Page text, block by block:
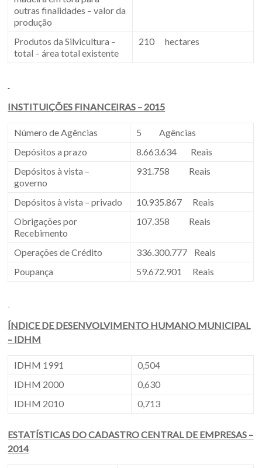
outras finalidades – valor da
produção
Produtos da Silvicultura –
total – área total existente
210 hectares
INSTITUIÇÕES FINANCEIRAS – 2015
Número de Agências
5 Agências
Depósitos a prazo
8.663.634 Reais
Depósitos à vista –
governo
931.758 Reais
Depósitos à vista – privado
10.935.867 Reais
Obrigações por
Recebimento
107.358 Reais
Operações de Crédito
336.300.777 Reais
Poupança
59.672.901 Reais
ÍNDICE DE DESENVOLVIMENTO HUMANO MUNICIPAL
– IDHM
IDHM 1991
0,504
IDHM 2000
0,630
IDHM 2010
0,713
ESTATÍSTICAS DO CADASTRO CENTRAL DE EMPRESAS –
2014